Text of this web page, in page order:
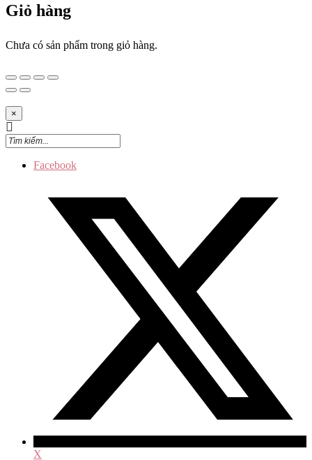
Giỏ hàng
Chưa có sản phẩm trong giỏ hàng.
×
Facebook
X